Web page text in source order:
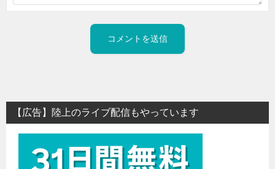
【広告】陸上のライブ配信もやっています